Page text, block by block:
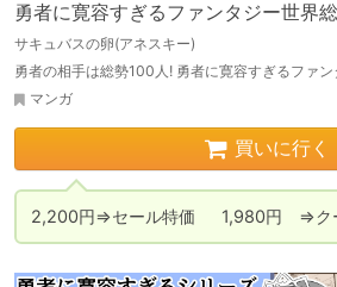
勇者に寛容すぎるファンタジー世界
サキュバスの卵(アネスキー)
勇者の相手は総勢100人! 勇者に寛容すぎるファ
マンガ
買いに行く
2,200円⇒セール特価